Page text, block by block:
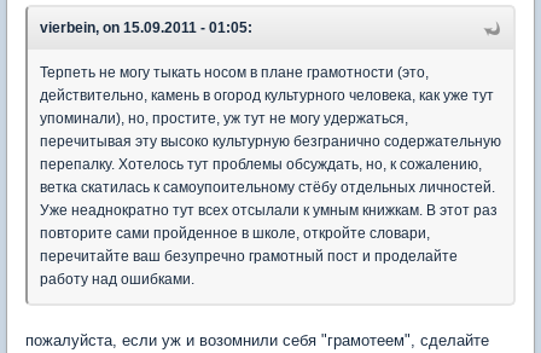
vierbein, on 15.09.2011 - 01:05:
Терпеть не могу тыкать носом в плане грамотности (это,
действительно, камень в огород культурного человека, как уже тут
упоминали), но, простите, уж тут не могу удержаться,
перечитывая эту высоко культурную безгранично содержательную
перепалку. Хотелось тут проблемы обсуждать, но, к сожалению,
ветка скатилась к самоупоительному стёбу отдельных личностей.
Уже неаднократно тут всех отсылали к умным книжкам. В этот раз
повторите сами пройденное в школе, откройте словари,
перечитайте ваш безупречно грамотный пост и проделайте
работу над ошибками.
пожалуйста, если уж и возомнили себя "грамотеем", сделайте